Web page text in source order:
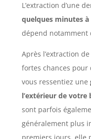
L’extraction d’une
quelques minutes
dépend notamment
Après l’extraction
fortes chances pour
vous ressentiez une
l’extérieur de votre
sont parfois
généralement plus